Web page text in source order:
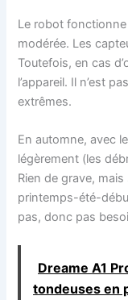
Le robot
modérée. Les
Toutefois, en cas
l’appareil. Il n’est
extrêmes.
En automne, avec
légèrement (les
Rien de grave,
printemps-été-
pas, donc pas
Dreame A1
tondeuses en